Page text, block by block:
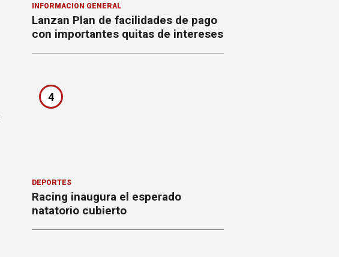
INFORMACION GENERAL
Lanzan Plan de facilidades de pago
con importantes quitas de intereses
4
DEPORTES
Racing inaugura el esperado
natatorio cubierto